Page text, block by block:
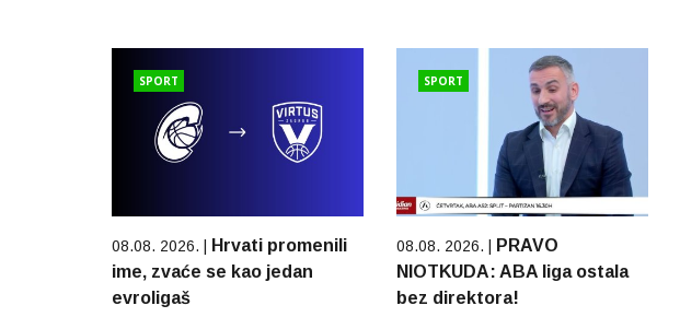
SPORT
08.08. 2026. |
Hrvati promenili
ime, zvaće se kao jedan
evroligaš
SPORT
08.08. 2026. |
PRAVO
NIOTKUDA: ABA liga ostala
bez direktora!